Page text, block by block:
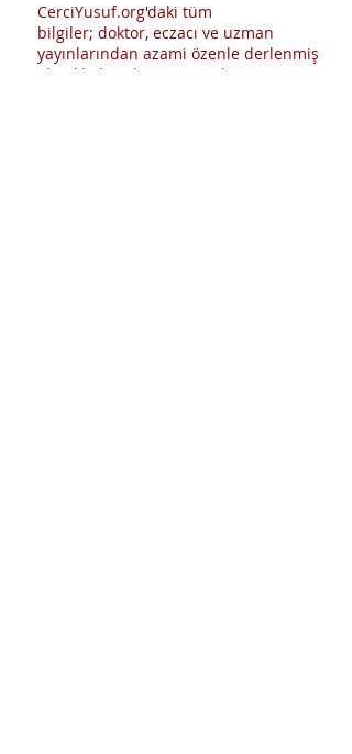
CerciYusuf.org'daki tüm
bilgiler; doktor, eczacı ve uzman
yayınlarından azami özenle derlenmiş
olmakla beraber, yayıncı bu